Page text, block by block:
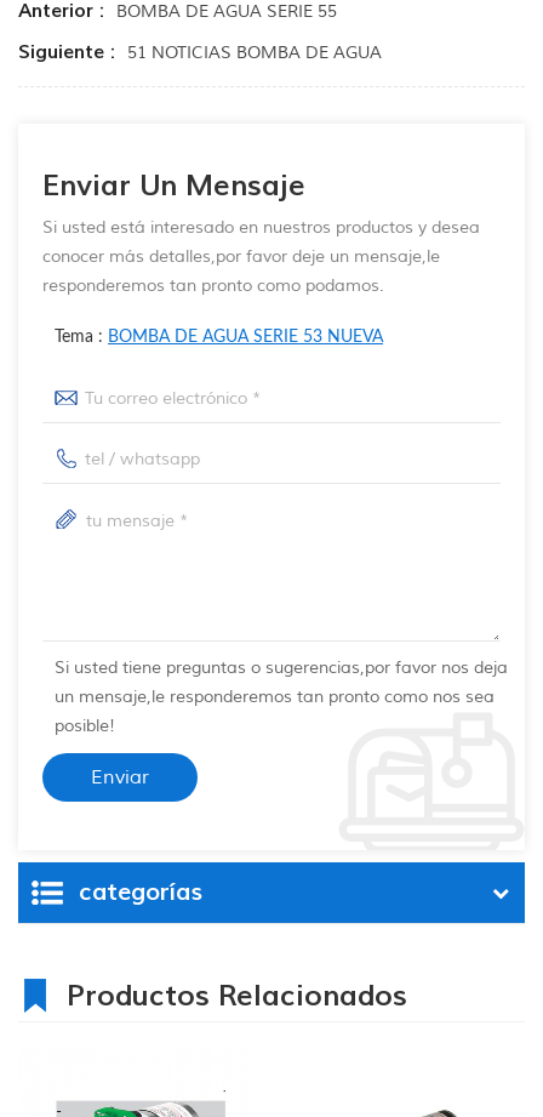
Anterior : BOMBA DE AGUA SERIE 55
Siguiente : 51 NOTICIAS BOMBA DE AGUA
Enviar Un Mensaje
Si usted está interesado en nuestros productos y desea
conocer más detalles,por favor deje un mensaje,le
responderemos tan pronto como podamos.
Tema : BOMBA DE AGUA SERIE 53 NUEVA
Si usted tiene preguntas o sugerencias,por favor nos deja
un mensaje,le responderemos tan pronto como nos sea
posible!
categorías
Productos Relacionados